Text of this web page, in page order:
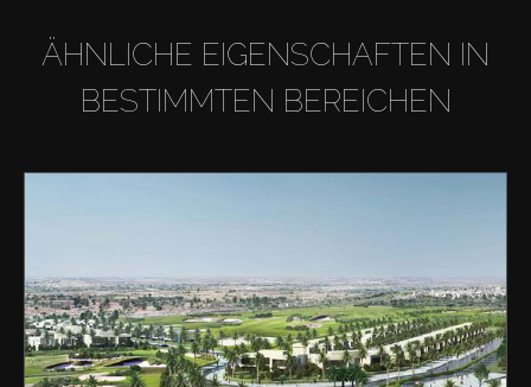
ÄHNLICHE EIGENSCHAFTEN IN
BESTIMMTEN BEREICHEN